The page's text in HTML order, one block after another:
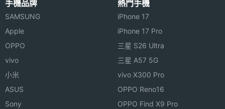
◎ 內建 MLB 專屬音效
◎ 雙卡雙待機
◎ 2.4 吋 QVGA LCD 主螢幕
◎ 內建立體聲調頻 FM 收音機 RDS
◎ 支援 MP3、AAC、WAV、AMR、MIDI 音樂播放格
式
實用工
具
機身設
計
手機品牌
SAMSUNG
Apple
OPPO
vivo
小米
ASUS
Sony
熱門手機
iPhone 17
iPhone 17 Pro
三星 S26 Ultra
三星 A57 5G
vivo X300 Pro
OPPO Reno16
OPPO Find X9 Pro